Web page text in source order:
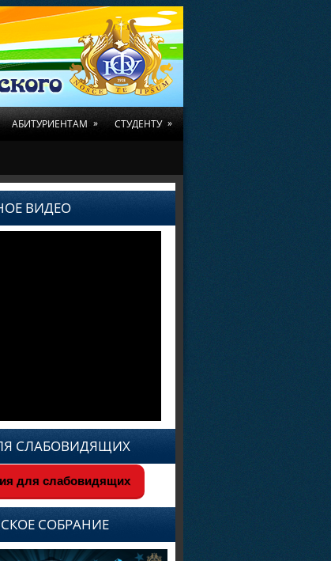
АБИТУРИЕНТАМ » СТУДЕНТУ »
ВИДЕО
СЛАБОВИДЯЩИХ
для слабовидящих
СОБРАНИЕ